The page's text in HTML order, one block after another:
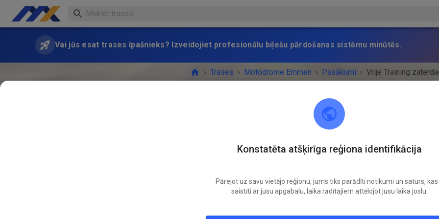
Vai jūs esat trases īpašnieks? Izveidojiet profesionālu biļešu pārdošanas sistēmu minūtēs.
› Trases › Motodrome Emmen › Pasākumi › Vrije Training
Motodrome Emmen
7881 XA Emmer-Compascuum
PASĀKUMS IR BEIDZIES!
12 Sestdiena 10:00-16:30
Konstatēta atšķirīga reģiona identifikācija
Pārejot uz savu vietējo reģionu, jums tiks parādīti notikumi un saturs, kas
saistīti ar jūsu apgabalu, laika rādītājiem attēlojot jūsu laika joslu.